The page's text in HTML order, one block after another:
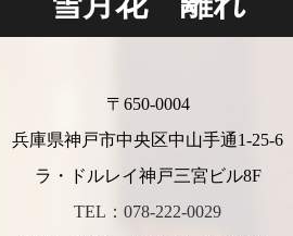
〒650-0004
兵庫県神戸市中央区中山手通1-25-6
ラ・ドルレイ神戸三宮ビル8F
TEL：078-222-0029